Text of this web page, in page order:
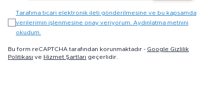
Tarafıma ticari elektronik ileti gönderilmesine ve bu kapsamda
verilerimin işlenmesine onay veriyorum. Aydınlatma metnini
okudum.
Bu form reCAPTCHA tarafından korunmaktadır - Google Gizlilik
Politikası ve Hizmet Şartları geçerlidir.